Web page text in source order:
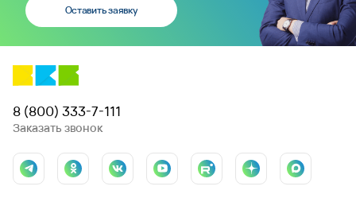
Оставить заявку
8 (800) 333-7-111
Заказать звонок